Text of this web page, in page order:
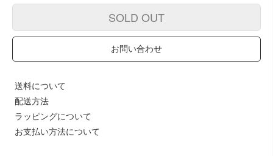
SOLD OUT
お問い合わせ
送料について
配送方法
ラッピングについて
お支払い方法について